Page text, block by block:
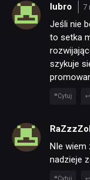
lubro 7
Jeśli nie
to setka
szykuje
Cytuj
NIe
nadzieje
Cytuj